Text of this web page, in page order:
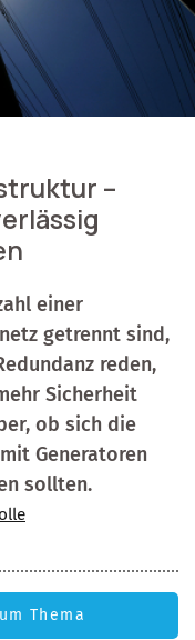
–
einer
getrennt sind,
reden,
Sicherheit
ob sich die
Generatoren
sollten.
Thema